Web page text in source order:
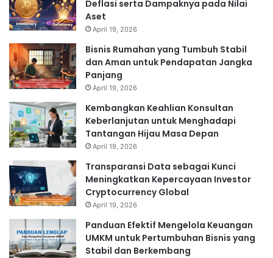
Deflasi serta Dampaknya pada Nilai
Aset
April 19, 2026
Bisnis Rumahan yang Tumbuh Stabil
dan Aman untuk Pendapatan Jangka
Panjang
April 19, 2026
Kembangkan Keahlian Konsultan
Keberlanjutan untuk Menghadapi
Tantangan Hijau Masa Depan
April 19, 2026
Transparansi Data sebagai Kunci
Meningkatkan Kepercayaan Investor
Cryptocurrency Global
April 19, 2026
Panduan Efektif Mengelola Keuangan
UMKM untuk Pertumbuhan Bisnis yang
Stabil dan Berkembang